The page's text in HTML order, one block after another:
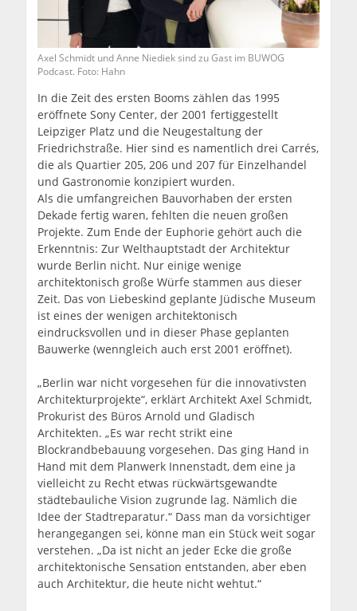
Axel Schmidt und Anne Niediek sind zu Gast im BUWOG
Podcast. Foto: Hahn
In die Zeit des ersten Booms zählen das 1995
eröffnete Sony Center, der 2001 fertiggestellt
Leipziger Platz und die Neugestaltung der
Friedrichstraße. Hier sind es namentlich drei Carrés,
die als Quartier 205, 206 und 207 für Einzelhandel
und Gastronomie konzipiert wurden.
Als die umfangreichen Bauvorhaben der ersten
Dekade fertig waren, fehlten die neuen großen
Projekte. Zum Ende der Euphorie gehört auch die
Erkenntnis: Zur Welthauptstadt der Architektur
wurde Berlin nicht. Nur einige wenige
architektonisch große Würfe stammen aus dieser
Zeit. Das von Liebeskind geplante Jüdische Museum
ist eines der wenigen architektonisch
eindrucksvollen und in dieser Phase geplanten
Bauwerke (wenngleich auch erst 2001 eröffnet).
„Berlin war nicht vorgesehen für die innovativsten
Architekturprojekte“, erklärt Architekt Axel Schmidt,
Prokurist des Büros Arnold und Gladisch
Architekten. „Es war recht strikt eine
Blockrandbebauung vorgesehen. Das ging Hand in
Hand mit dem Planwerk Innenstadt, dem eine ja
vielleicht zu Recht etwas rückwärtsgewandte
städtebauliche Vision zugrunde lag. Nämlich die
Idee der Stadtreparatur.“ Dass man da vorsichtiger
herangegangen sei, könne man ein Stück weit sogar
verstehen. „Da ist nicht an jeder Ecke die große
architektonische Sensation entstanden, aber eben
auch Architektur, die heute nicht wehtut.“